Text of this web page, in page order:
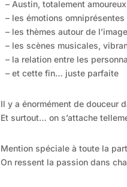
– Austin, totalement
– les émotions omniprésentes
– les thèmes autour de
– les scènes musicales,
– la relation entre les
– et cette fin… juste parfaite
Il y a énormément de douceur
Et surtout… on s’attache
Mention spéciale à toute la
On ressent la passion dans